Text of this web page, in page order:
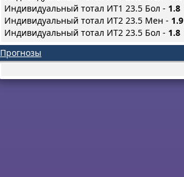
Индивидуальный тотал ИТ1 23.5 Бол - 1.8
Индивидуальный тотал ИТ2 23.5 Мен - 1.9
Индивидуальный тотал ИТ2 23.5 Бол - 1.8
Прогнозы